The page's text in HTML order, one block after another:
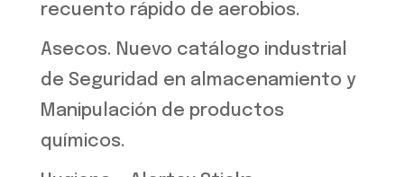
recuento rápido de aerobios.
Asecos. Nuevo catálogo industrial
de Seguridad en almacenamiento y
Manipulación de productos
químicos.